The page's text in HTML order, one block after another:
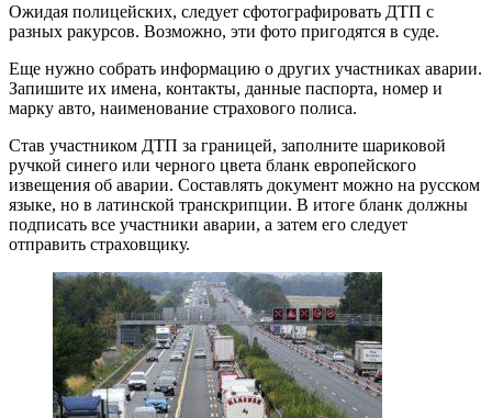
Ожидая полицейских, следует сфотографировать ДТП с
разных ракурсов. Возможно, эти фото пригодятся в суде.
Еще нужно собрать информацию о других участниках аварии.
Запишите их имена, контакты, данные паспорта, номер и
марку авто, наименование страхового полиса.
Став участником ДТП за границей, заполните шариковой
ручкой синего или черного цвета бланк европейского
извещения об аварии. Составлять документ можно на русском
языке, но в латинской транскрипции. В итоге бланк должны
подписать все участники аварии, а затем его следует
отправить страховщику.